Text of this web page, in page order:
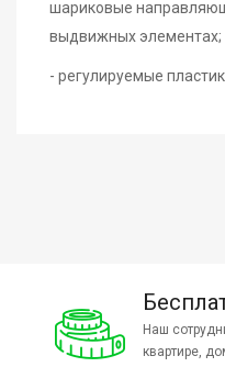
шариковые
выдвижных элементах;
- регулируемые
Наш
квартире,